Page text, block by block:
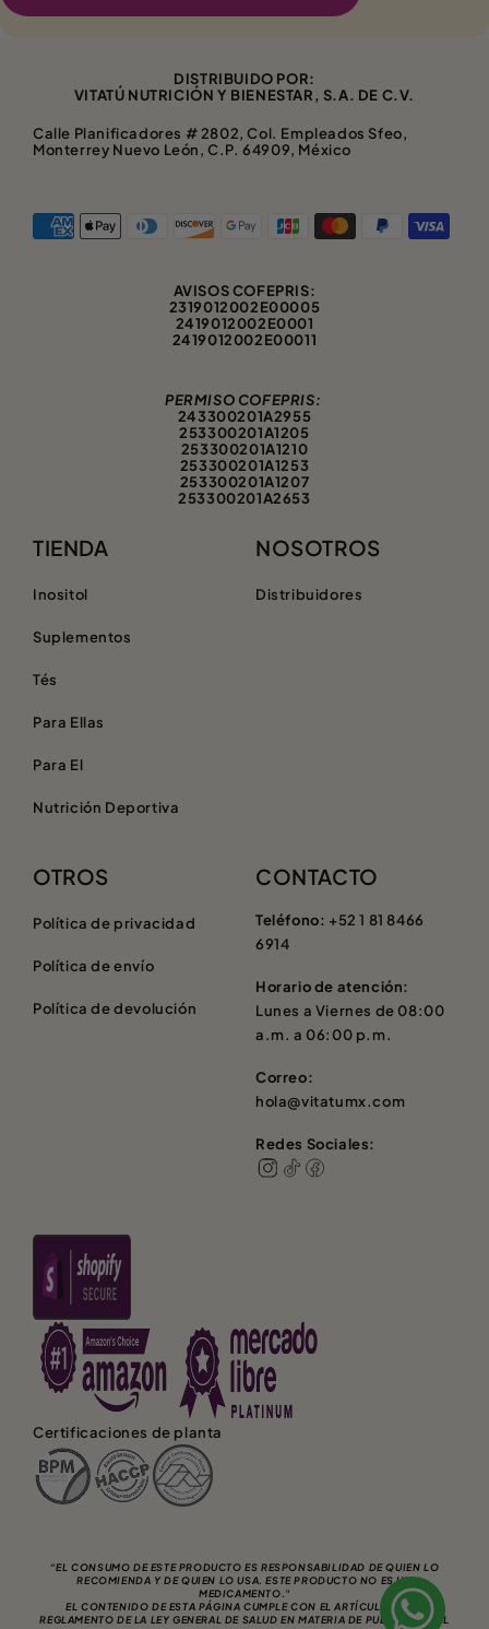
DISTRIBUIDO POR:
VITATÚ NUTRICIÓN Y BIENESTAR, S.A. DE C.V.
Calle Planificadores # 2802, Col. Empleados Sfeo,
Monterrey Nuevo León, C.P. 64909, México
Métodos de Pago
AVISOS COFEPRIS:
2319012002E00005
2419012002E0001
2419012002E00011
PERMISO COFEPRIS:
243300201A2955
253300201A1205
253300201A1210
253300201A1253
253300201A1207
253300201A2653
TIENDA
Inositol
Suplementos
Tés
Para Ellas
Para El
Nutrición Deportiva
NOSOTROS
Distribuidores
OTROS
Política de privacidad
Política de envío
Política de devolución
CONTACTO
Teléfono: +52 1 81 8466
6914
Horario de atención:
Lunes a Viernes de 08:00
a.m. a 06:00 p.m.
Correo:
hola@vitatumx.com
Redes Sociales:
Certificaciones de planta
“EL CONSUMO DE ESTE PRODUCTO ES RESPONSABILIDAD DE QUIEN LO
RECOMIENDA Y DE QUIEN LO USA. ESTE PRODUCTO NO ES UN
MEDICAMENTO."
EL CONTENIDO DE ESTA PÁGINA CUMPLE CON EL ARTÍCULO 5 DEL
REGLAMENTO DE LA LEY GENERAL DE SALUD EN MATERIA DE PUBLICIDAD AL